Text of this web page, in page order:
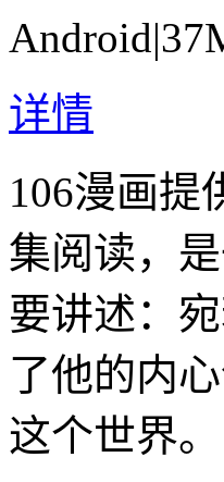
Android|
详情
106漫画提
集阅读，
要讲述：
了他的内
这个世界。